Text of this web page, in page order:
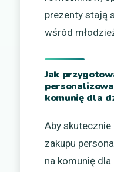
prezenty stają
wśród
Jak
komunię dla
Aby
zakupu
na komunię